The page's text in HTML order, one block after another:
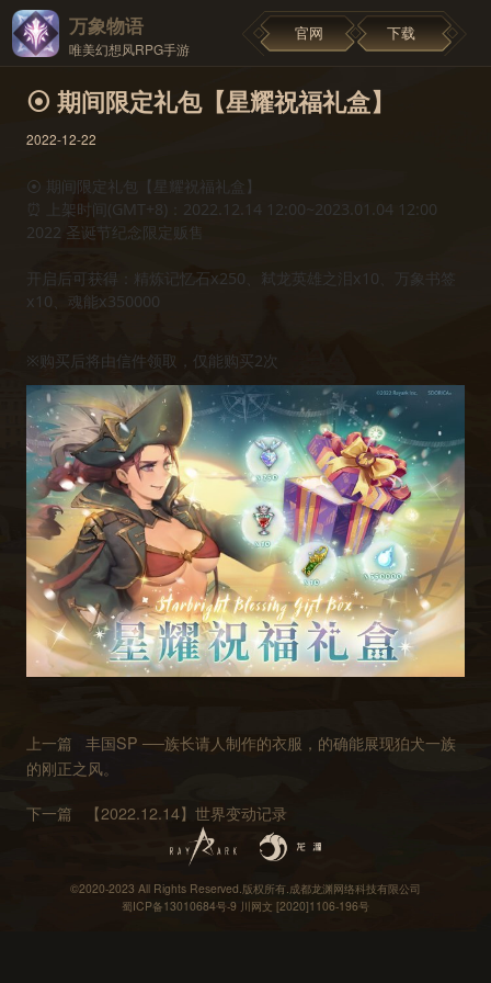
万象物语
唯美幻想风RPG手游
官网 下载
⦿ 期间限定礼包【星耀祝福礼盒】
2022-12-22
⦿ 期间限定礼包【星耀祝福礼盒】
⏰ 上架时间(GMT+8)：2022.12.14 12:00~2023.01.04 12:00
2022 圣诞节纪念限定贩售
开启后可获得：精炼记忆石x250、弒龙英雄之泪x10、万象书签
x10、魂能x350000
※购买后将由信件领取，仅能购买2次
上一篇
丰国SP ──族长请人制作的衣服，的确能展现狛犬一族
的刚正之风。
下一篇 【2022.12.14】世界变动记录
©2020-2023 All Rights Reserved.版权所有.成都龙渊网络科技有限公司
蜀ICP备13010684号-9 川网文 [2020]1106-196号